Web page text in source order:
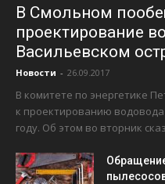
В Смольном
проектирование
Васильевском
Новости - 26.09.2017
В комитете по энергетике
к проектированию
году. Об этом во вторник